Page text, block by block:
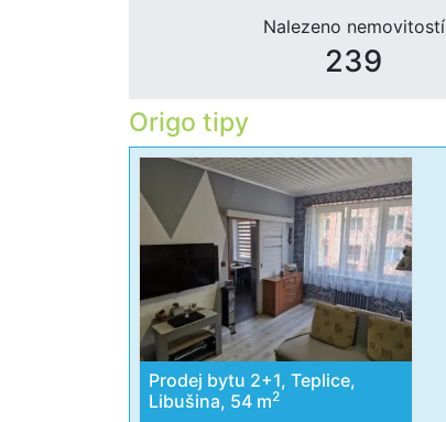
Nalezeno nemovitostí
239
Origo tipy
Prodej bytu 2+1, Teplice,
Libušina, 54 m2